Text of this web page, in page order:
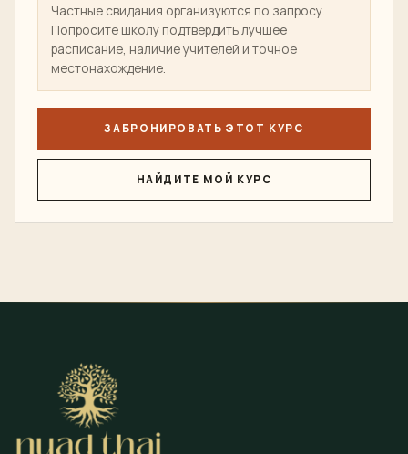
Частные свидания организуются по запросу.
Попросите школу подтвердить лучшее
расписание, наличие учителей и точное
местонахождение.
ЗАБРОНИРОВАТЬ ЭТОТ КУРС
НАЙДИТЕ МОЙ КУРС